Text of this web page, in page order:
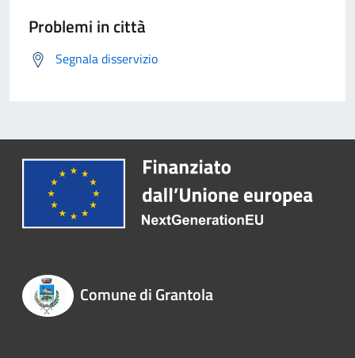
Problemi in città
Segnala disservizio
Comune di Grantola